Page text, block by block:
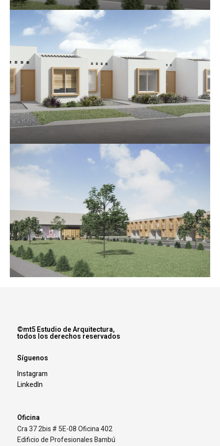
©mt5 Estudio de Arquitectura,
todos los derechos reservados
Síguenos
Instagram
LinkedIn
Oficina
Cra 37 2bis # 5E-08 Oficina 402
Edificio de Profesionales Bambú